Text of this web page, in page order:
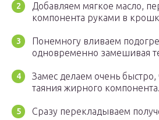
Добавляем мягкое масло,
компонента руками в
Понемногу вливаем
одновременно замешивая
Замес делаем очень быстро,
таяния жирного компонента.
Сразу перекладываем